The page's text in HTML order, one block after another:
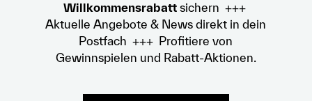
Willkommensrabattsichern +++
Aktuelle Angebote & News direkt in dein
Postfach +++ Profitiere von
Gewinnspielen und Rabatt-Aktionen.